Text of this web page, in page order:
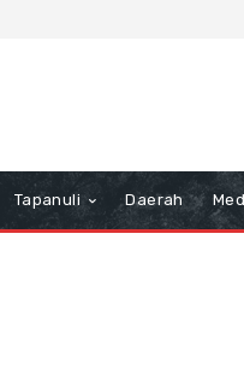
Tapanuli Daerah